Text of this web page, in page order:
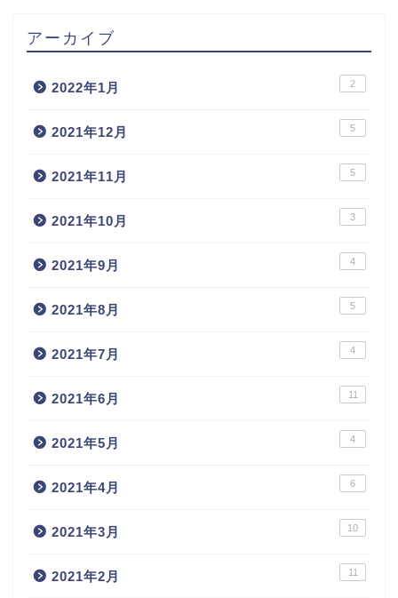
アーカイブ
2022年1月 2
2021年12月 5
2021年11月 5
2021年10月 3
2021年9月 4
2021年8月 5
2021年7月 4
2021年6月 11
2021年5月 4
2021年4月 6
2021年3月 10
2021年2月 11